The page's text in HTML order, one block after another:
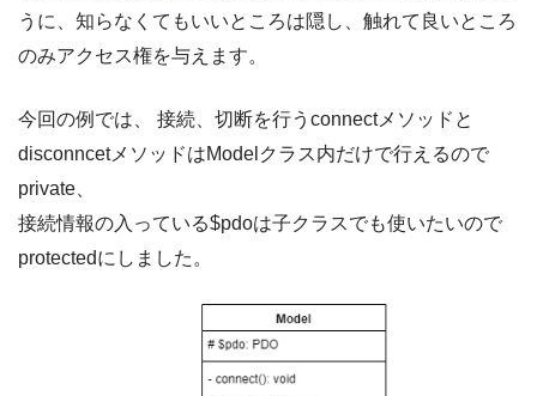
うに、知らなくてもいいところは隠し、触れて良いところ
のみアクセス権を与えます。
今回の例では、 接続、切断を行うconnectメソッドと
disconncetメソッドはModelクラス内だけで行えるので
private、
接続情報の入っている$pdoは子クラスでも使いたいので
protectedにしました。